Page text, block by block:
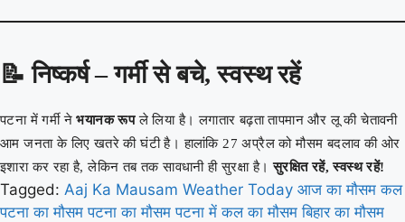
📝निष्कर्ष – गर्मी से बचे, स्वस्थ रहें
पटना में गर्मी नेभयानक रूपले लिया है। लगातार बढ़ता तापमान और लू की चेतावनी
आम जनता के लिए खतरे की घंटी है। हालांकि 27 अप्रैल को मौसम बदलाव की ओर
इशारा कर रहा है, लेकिन तब तक सावधानी ही सुरक्षा है।सुरक्षित रहें, स्वस्थ रहें!
Tagged: Aaj Ka Mausam Weather Today आज का मौसम कल
पटना का मौसम पटना का मौसम पटना में कल का मौसम बिहार का मौसम